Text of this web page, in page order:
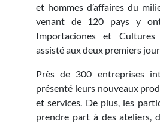
et hommes d’affaires du
venant de 120 pays y
Importaciones et
assisté aux deux premiers
Près de 300 entreprises
présenté leurs nouveaux
et services. De plus, les
prendre part à des ateliers,